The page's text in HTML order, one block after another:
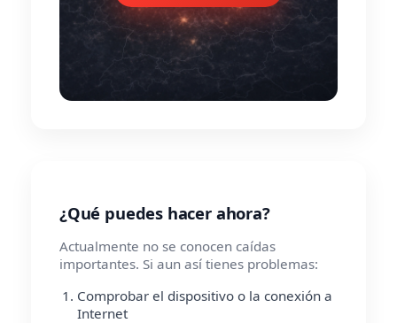
¿Qué puedes hacer ahora?
Actualmente no se conocen caídas
importantes. Si aun así tienes problemas:
Comprobar el dispositivo o la conexión a
Internet